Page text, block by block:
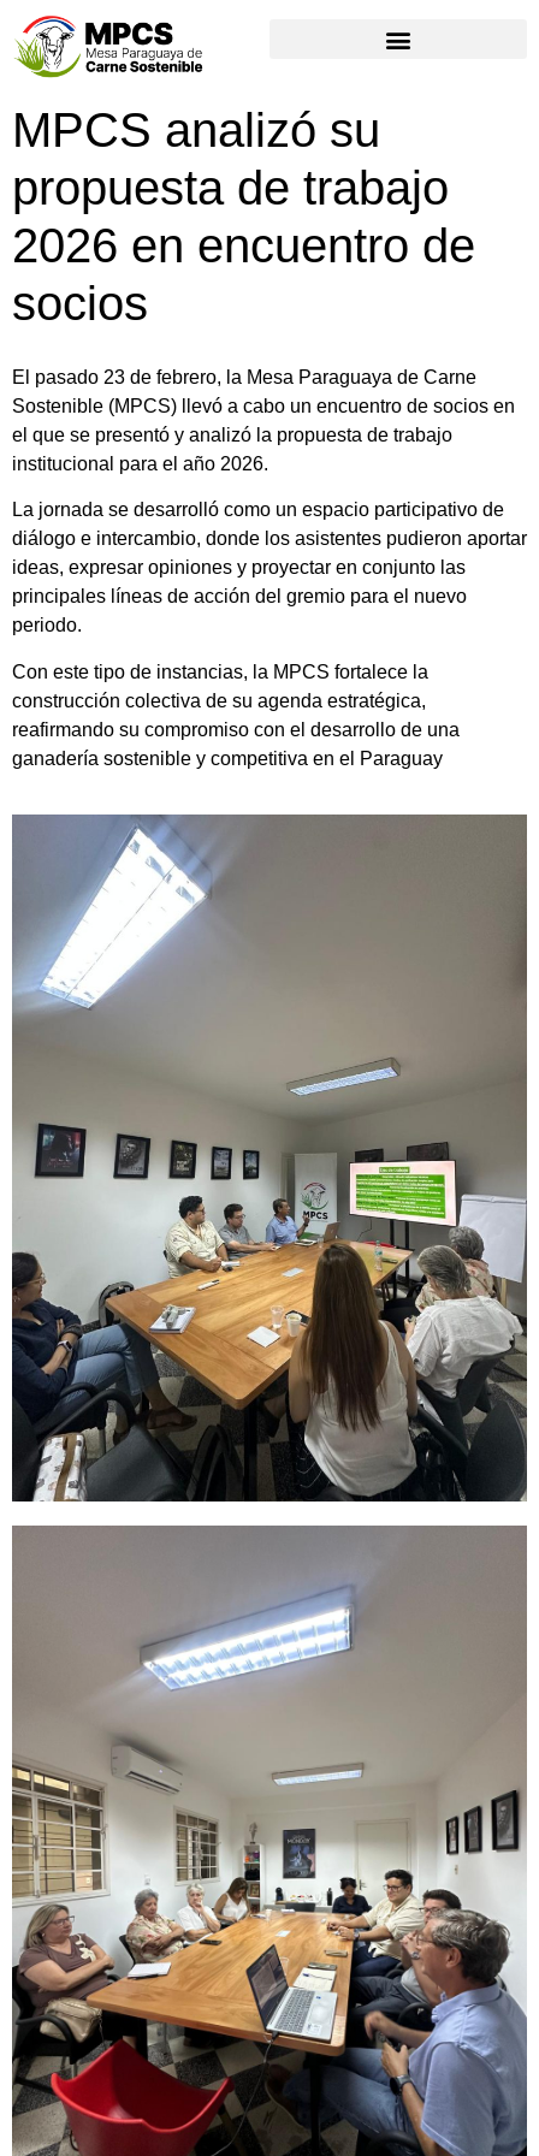
MPCS analizó su
propuesta de trabajo
2026 en encuentro de
socios
El pasado 23 de febrero, la Mesa Paraguaya de Carne
Sostenible (MPCS) llevó a cabo un encuentro de socios en
el que se presentó y analizó la propuesta de trabajo
institucional para el año 2026.
La jornada se desarrolló como un espacio participativo de
diálogo e intercambio, donde los asistentes pudieron aportar
ideas, expresar opiniones y proyectar en conjunto las
principales líneas de acción del gremio para el nuevo
periodo.
Con este tipo de instancias, la MPCS fortalece la
construcción colectiva de su agenda estratégica,
reafirmando su compromiso con el desarrollo de una
ganadería sostenible y competitiva en el Paraguay